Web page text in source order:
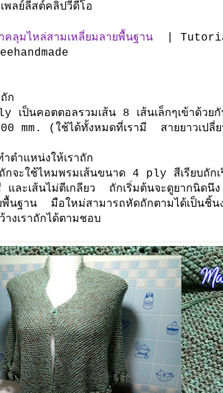
ลย์ลีสต์คลิปวีดีโอ
ลุมไหล่สามเหลี่ยมลายพื้นฐาน |
ถัก
เป็นคอตตอลรวมเส้น 8 เส้นเล็กๆเข้าด้วยกั
mm. (ใช้ได้ทั้งหมดที่เรามี สายยาวเปลี่
ตำแหน่งให้เราถัก
จะใช้ไหมพรมเส้นขนาด 4 ply สีเรียบถักเ
และเส้นไม่ตีเกลียว ถักเริ่มต้นจะดูยากนิดนึง
นฐาน มือใหม่สามารถหัดถักตามได้เป็นชิ้น
งเราถักได้ตามชอบ